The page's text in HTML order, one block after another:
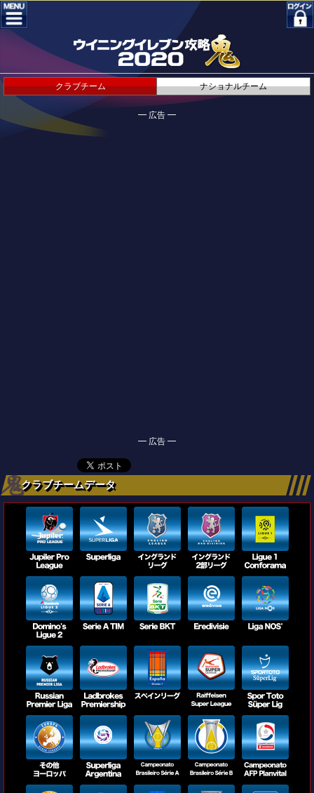
クラブチーム ナショナルチーム
━ 広告 ━
━ 広告 ━
クラブチームデータ